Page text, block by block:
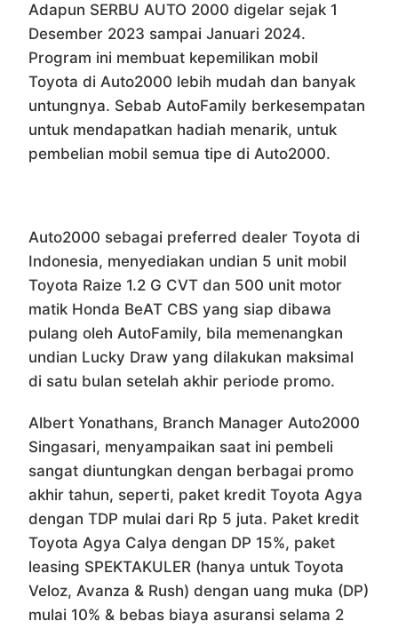
Adapun SERBU AUTO 2000 digelar sejak 1
Desember 2023 sampai Januari 2024.
Program ini membuat kepemilikan mobil
Toyota di Auto2000 lebih mudah dan banyak
untungnya. Sebab AutoFamily berkesempatan
untuk mendapatkan hadiah menarik, untuk
pembelian mobil semua tipe di Auto2000.
Auto2000 sebagai preferred dealer Toyota di
Indonesia, menyediakan undian 5 unit mobil
Toyota Raize 1.2 G CVT dan 500 unit motor
matik Honda BeAT CBS yang siap dibawa
pulang oleh AutoFamily, bila memenangkan
undian Lucky Draw yang dilakukan maksimal
di satu bulan setelah akhir periode promo.
Albert Yonathans, Branch Manager Auto2000
Singasari, menyampaikan saat ini pembeli
sangat diuntungkan dengan berbagai promo
akhir tahun, seperti, paket kredit Toyota Agya
dengan TDP mulai dari Rp 5 juta. Paket kredit
Toyota Agya Calya dengan DP 15%, paket
leasing SPEKTAKULER (hanya untuk Toyota
Veloz, Avanza & Rush) dengan uang muka (DP)
mulai 10% & bebas biaya asuransi selama 2